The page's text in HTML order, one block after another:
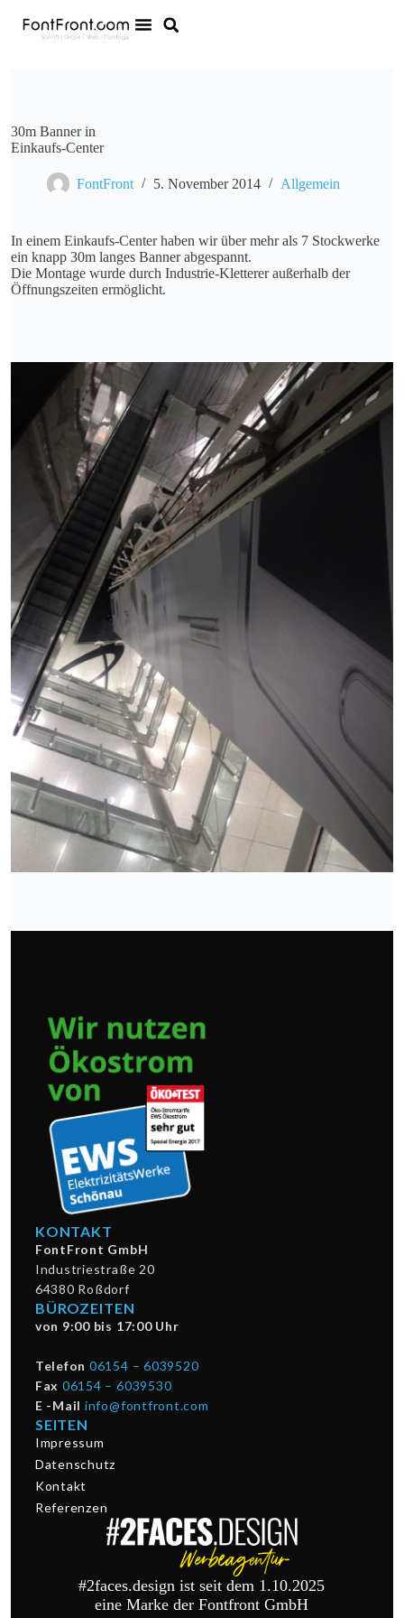
30m Banner in
Einkaufs-Center
FontFront 5. November 2014 Allgemein
In einem Einkaufs-Center haben wir über mehr als 7 Stockwerke
ein knapp 30m langes Banner abgespannt.
Die Montage wurde durch Industrie-Kletterer außerhalb der
Öffnungszeiten ermöglicht.
KONTAKT
FontFront GmbH
Industriestraße 20
64380 Roßdorf
BÜROZEITEN
von 9:00 bis 17:00 Uhr
Telefon 06154 – 6039520
Fax 06154 – 6039530
E -Mail info@fontfront.com
SEITEN
Impressum
Datenschutz
Kontakt
Referenzen
#2faces.design ist seit dem 1.10.2025
eine Marke der Fontfront GmbH